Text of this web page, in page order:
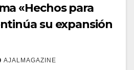
«Hechos para
su expansión
AJALMAGAZINE